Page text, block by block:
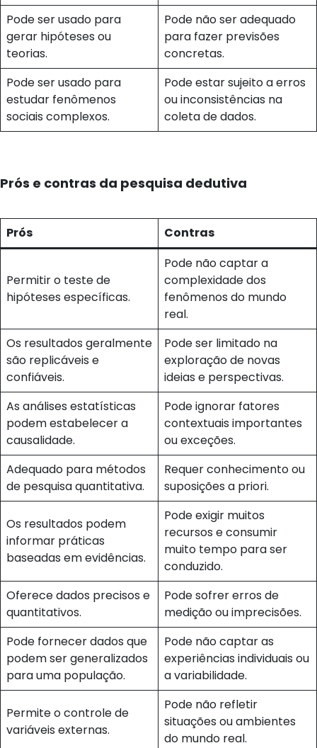
Pode ser usado para
gerar hipóteses ou
teorias.
Pode não ser adequado
para fazer previsões
concretas.
Pode ser usado para
estudar fenômenos
sociais complexos.
Pode estar sujeito a erros
ou inconsistências na
coleta de dados.
Prós e contras da pesquisa dedutiva
Prós Contras
Permitir o teste de
hipóteses específicas.
Pode não captar a
complexidade dos
fenômenos do mundo
real.
Os resultados geralmente
são replicáveis e
confiáveis.
Pode ser limitado na
exploração de novas
ideias e perspectivas.
As análises estatísticas
podem estabelecer a
causalidade.
Pode ignorar fatores
contextuais importantes
ou exceções.
Adequado para métodos
de pesquisa quantitativa.
Requer conhecimento ou
suposições a priori.
Os resultados podem
informar práticas
baseadas em evidências.
Pode exigir muitos
recursos e consumir
muito tempo para ser
conduzido.
Oferece dados precisos e
quantitativos.
Pode sofrer erros de
medição ou imprecisões.
Pode fornecer dados que
podem ser generalizados
para uma população.
Pode não captar as
experiências individuais ou
a variabilidade.
Permite o controle de
variáveis externas.
Pode não refletir
situações ou ambientes
do mundo real.